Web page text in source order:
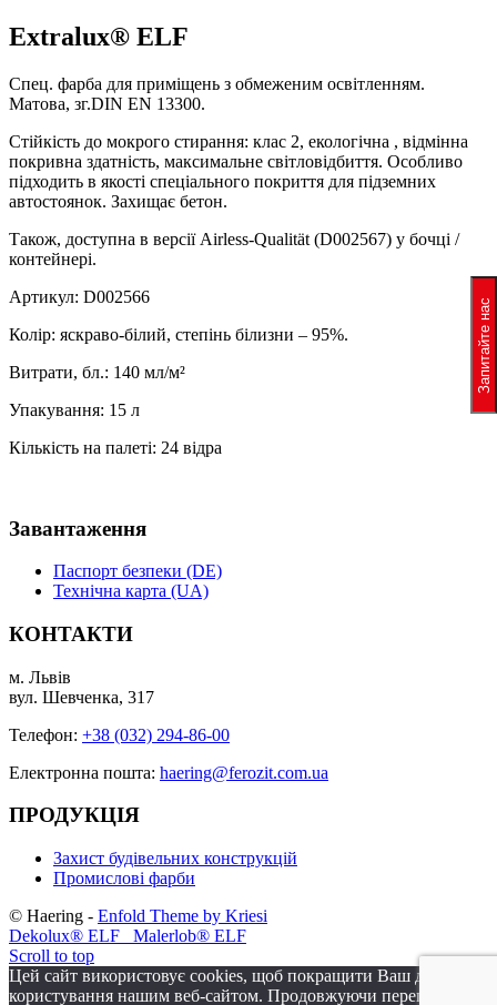
Extralux® ELF
Спец. фарба для приміщень з обмеженим освітленням.
Матова, зг.DIN EN 13300.
Стійкість до мокрого стирання: клас 2, екологічна , відмінна
покривна здатність, максимальне світловідбиття. Особливо
підходить в якості спеціального покриття для підземних
автостоянок. Захищає бетон.
Також, доступна в версії Airless-Qualität (D002567) у бочці /
контейнері.
Артикул: D002566
Колір: яскраво-білий, степінь білизни – 95%.
Витрати, бл.: 140 мл/м²
Упакування: 15 л
Кількість на палеті: 24 відра
Завантаження
Паспорт безпеки (DE)
Технічна карта (UA)
КОНТАКТИ
м. Львів
вул. Шевченка, 317
Телефон: +38 (032) 294-86-00
Електронна пошта: haering@ferozit.com.ua
ПРОДУКЦІЯ
Захист будівельних конструкцій
Промислові фарби
© Haering - Enfold Theme by Kriesi
Dekolux® ELF
Malerlob® ELF
Scroll to top
Запитайте нас
Цей сайт використовує cookies, щоб покращити Ваш досвід
користування нашим веб-сайтом. Продовжуючи переглядати